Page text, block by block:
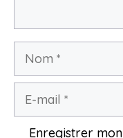
Nom
Enregistrer